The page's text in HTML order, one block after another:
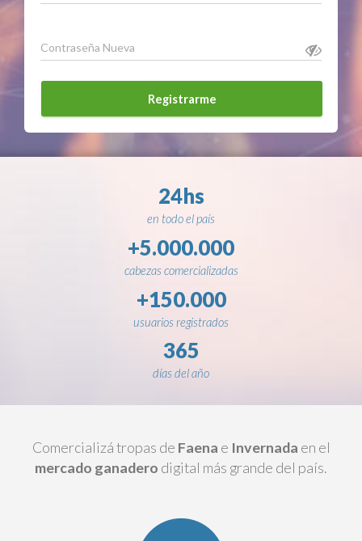
Contraseña Nueva
Registrarme
24hs
en todo el país
+5.000.000
cabezas comercializadas
+150.000
usuarios registrados
365
días del año
Comercializá tropas de Faena e Invernada en el
mercado ganadero digital más grande del país.